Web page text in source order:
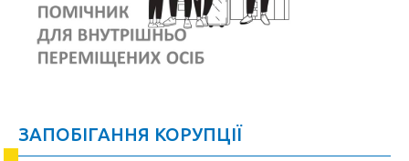
ЗАПОБІГАННЯ КОРУПЦІЇ